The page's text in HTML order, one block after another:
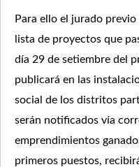
Para ello el jurado
lista de proyectos que
día 29 de setiembre del
publicará en las
social de los distritos
serán notificados vía
emprendimientos
primeros puestos,